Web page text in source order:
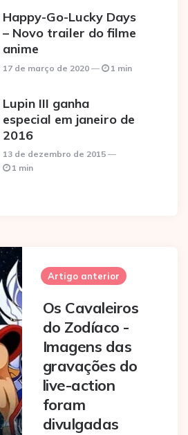
Happy-Go-Lucky Days
– Novo trailer do filme
anime
17 de março de 2020 1 min
Lupin III ganha
especial em janeiro de
2016
13 de dezembro de 2015
1 min
Artigo anterior
Os Cavaleiros
do Zodíaco -
Imagens das
gravações do
live-action
foram
divulgadas